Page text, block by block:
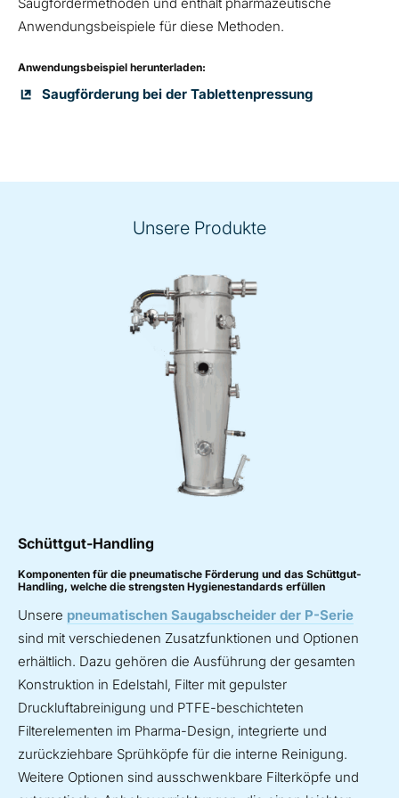
Anwendungsbeispiele für diese Methoden.
Anwendungsbeispiel herunterladen:
Saugförderung bei der Tablettenpressung
Unsere Produkte
Schüttgut-Handling
Komponenten für die pneumatische Förderung und das Schüttgut-
Handling, welche die strengsten Hygienestandards erfüllen
Unsere pneumatischen Saugabscheider der P-Serie
sind mit verschiedenen Zusatzfunktionen und Optionen
erhältlich. Dazu gehören die Ausführung der gesamten
Konstruktion in Edelstahl, Filter mit gepulster
Druckluftabreinigung und PTFE-beschichteten
Filterelementen im Pharma-Design, integrierte und
zurückziehbare Sprühköpfe für die interne Reinigung.
Weitere Optionen sind ausschwenkbare Filterköpfe und